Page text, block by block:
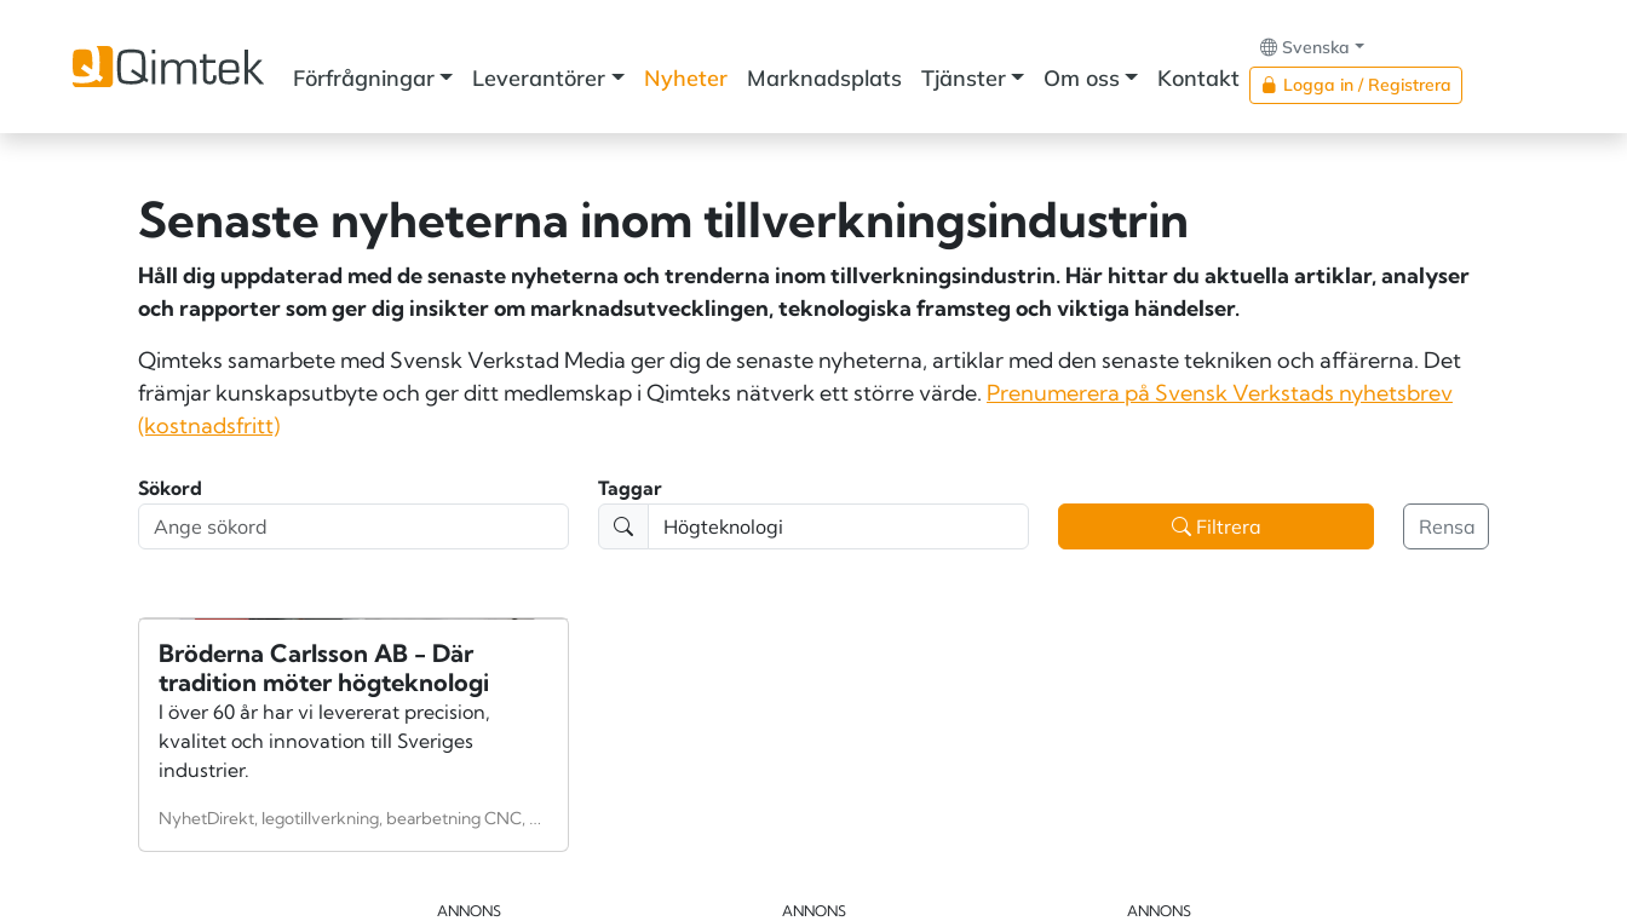
Förfrågningar Leverantörer Nyheter Marknadsplats Tjänster Om oss Kontakt
Svenska
Logga in / Registrera
Senaste nyheterna inom tillverknings­industrin
Håll dig uppdaterad med de senaste nyheterna och trenderna inom tillverkningsindustrin. Här hittar du aktuella artiklar, analyser
och rapporter som ger dig insikter om marknadsutvecklingen, teknologiska framsteg och viktiga händelser.
Qimteks samarbete med Svensk Verkstad Media ger dig de senaste nyheterna, artiklar med den senaste tekniken och affärerna. Det
främjar kunskapsutbyte och ger ditt medlemskap i Qimteks nätverk ett större värde. Prenumerera på Svensk Verkstads nyhetsbrev
(kostnadsfritt)
Sökord
Taggar
Filtrera
Rensa
Bröderna Carlsson AB - Där
tradition möter högteknologi
I över 60 år har vi levererat precision,
kvalitet och innovation till Sveriges
industrier.
NyhetDirekt, legotillverkning, bearbetning CNC, cnc svarvning, cnc fräsning, Högteknologi, Innovation, bröderna carlsson ab, Motala, 5 axligt, Karusellsvarvning, Prototyptillverkning
ANNONS ANNONS ANNONS